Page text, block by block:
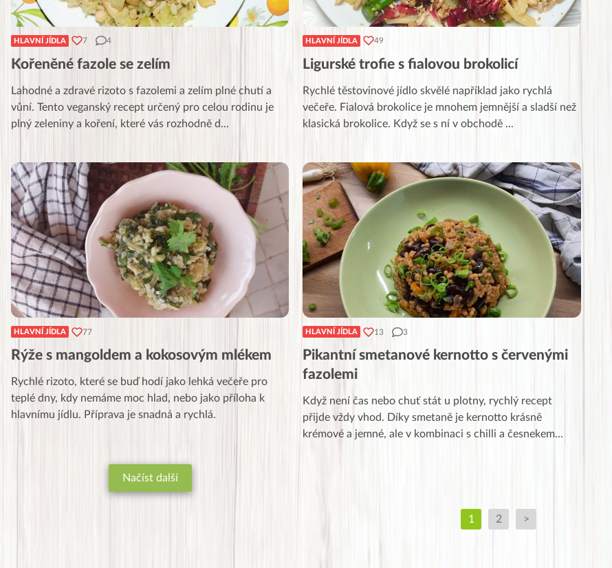
HLAVNÍ JÍDLA 7 4
Kořeněné fazole se zelím
Lahodné a zdravé rizoto s fazolemi a zelím plné chutí a
vůní. Tento veganský recept určený pro celou rodinu je
plný zeleniny a koření, které vás rozhodně d...
HLAVNÍ JÍDLA 49
Ligurské trofie s fialovou brokolicí
Rychlé těstovinové jídlo skvělé například jako rychlá
večeře. Fialová brokolice je mnohem jemnější a sladší než
klasická brokolice. Když se s ní v obchodě ...
HLAVNÍ JÍDLA 77
Rýže s mangoldem a kokosovým mlékem
Rychlé rizoto, které se buď hodí jako lehká večeře pro
teplé dny, kdy nemáme moc hlad, nebo jako příloha k
hlavnímu jídlu. Příprava je snadná a rychlá.
HLAVNÍ JÍDLA 13 3
Pikantní smetanové kernotto s červenými
fazolemi
Když není čas nebo chuť stát u plotny, rychlý recept
přijde vždy vhod. Díky smetaně je kernotto krásně
krémové a jemné, ale v kombinaci s chilli a česnekem...
Načíst další
1 2 >